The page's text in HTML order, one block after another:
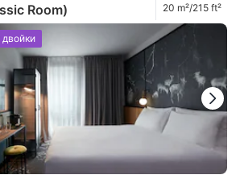
Room) 20 m²/215 ft²
двойки